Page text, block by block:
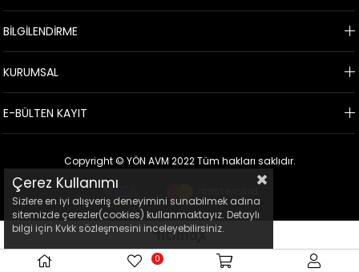
BİLGİLENDİRME
KURUMSAL
E-BÜLTEN KAYIT
Copyright © YÖN AVM 2022 Tüm hakları saklıdır.
Çerez Kullanımı
Sizlere en iyi alışveriş deneyimini sunabilmek adına
sitemizde çerezler(cookies) kullanmaktayız. Detaylı
bilgi için Kvkk sözleşmesini inceleyebilirsiniz.
0